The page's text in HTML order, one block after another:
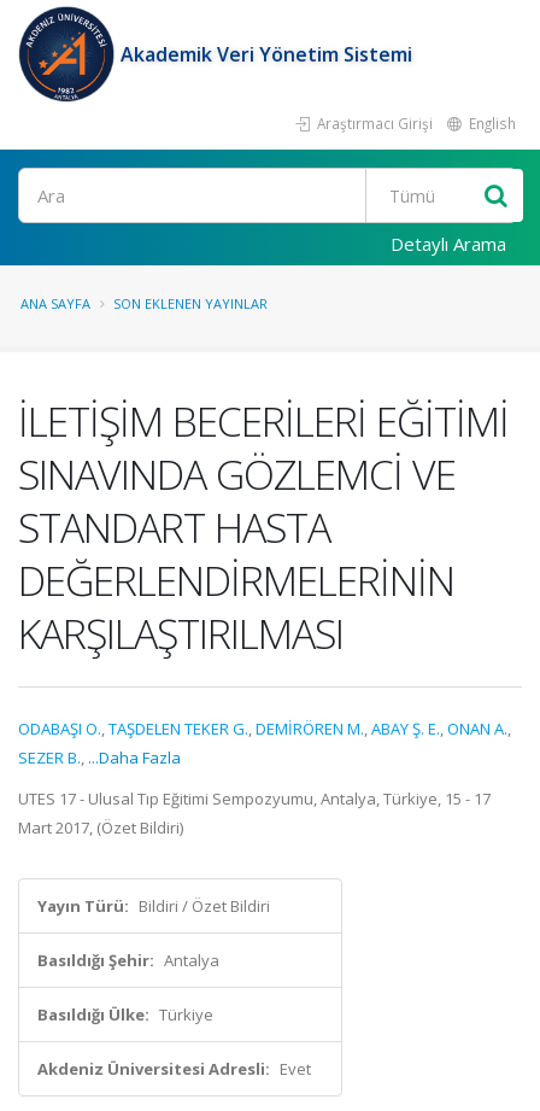
Akademik Veri Yönetim Sistemi
Araştırmacı Girişi English
Ara
Detaylı Arama
ANA SAYFA SON EKLENEN YAYINLAR
İLETİŞİM BECERİLERİ EĞİTİMİ
SINAVINDA GÖZLEMCİ VE
STANDART HASTA
DEĞERLENDİRMELERİNİN
KARŞILAŞTIRILMASI
ODABAŞI O.,TAŞDELEN TEKER G.,DEMİRÖREN M.,ABAY Ş. E.,ONAN A.,
SEZER B., ...Daha Fazla
UTES 17 - Ulusal Tıp Eğitimi Sempozyumu, Antalya, Türkiye, 15 - 17
Mart 2017, (Özet Bildiri)
Yayın Türü: Bildiri / Özet Bildiri
Basıldığı Şehir: Antalya
Basıldığı Ülke: Türkiye
Akdeniz Üniversitesi Adresli: Evet